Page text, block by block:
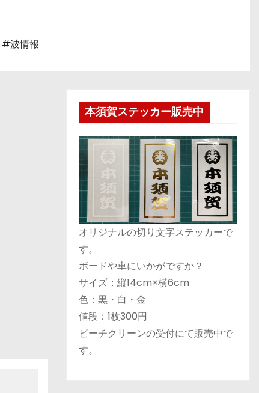
#波情報
本須賀ステッカー販売中
オリジナルの切り文字ステッカーで
す。
ボードや車にいかがですか？
サイズ：縦14cm×横6cm
色：黒・白・金
値段：1枚300円
ビーチクリーンの受付にて販売中で
す。